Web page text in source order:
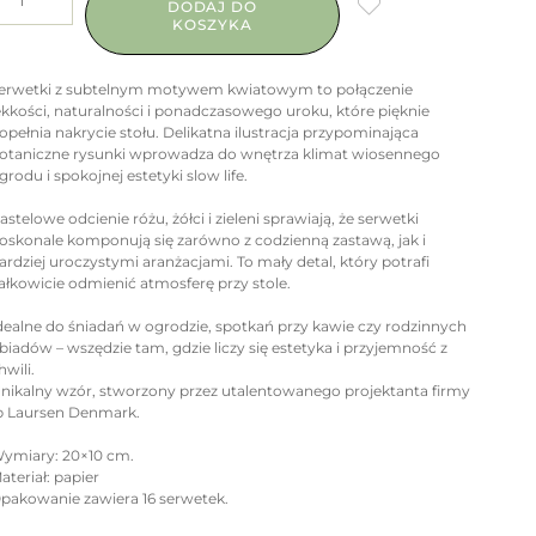
DODAJ DO
KOSZYKA
z subtelnym motywem kwiatowym to połączenie
naturalności i ponadczasowego uroku, które pięknie
nakrycie stołu. Delikatna ilustracja przypominająca
rysunki wprowadza do wnętrza klimat wiosennego
i spokojnej estetyki slow life.
odcienie różu, żółci i zieleni sprawiają, że serwetki
komponują się zarówno z codzienną zastawą, jak i
uroczystymi aranżacjami. To mały detal, który potrafi
odmienić atmosferę przy stole.
do śniadań w ogrodzie, spotkań przy kawie czy rodzinnych
– wszędzie tam, gdzie liczy się estetyka i przyjemność z
wzór, stworzony przez utalentowanego projektanta firmy
Laursen Denmark.
20×10 cm.
papier
zawiera 16 serwetek.